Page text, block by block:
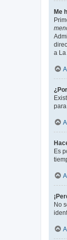
Me
a
Es
No